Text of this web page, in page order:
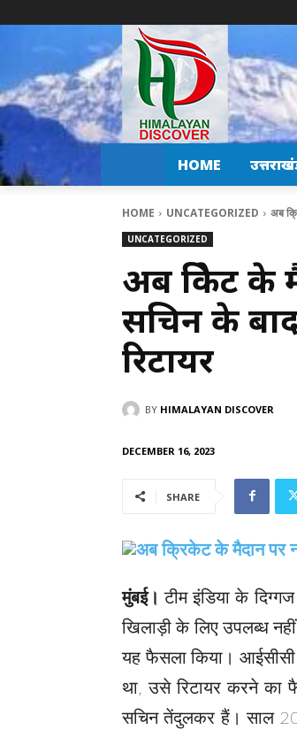
HOME
HOME UNCATEGORIZED अब
UNCATEGORIZED
अब क्रिकेट के
सचिन के
रिटायर
BY HIMALAYAN DISCOVER
DECEMBER 16, 2023
SHARE
मुंबई। टीम इंडिया के
खिलाड़ी के लिए उपलब्ध
यह फैसला किया। आईसीसी
था, उसे रिटायर करने का
सचिन तेंदुलकर हैं। साल